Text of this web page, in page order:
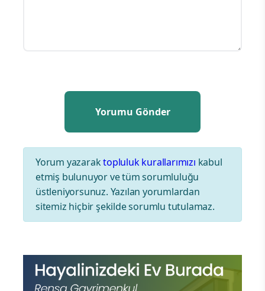
Yorum yazaraktopluluk kurallarımızı kabul
etmiş bulunuyor ve tüm sorumluluğu
üstleniyorsunuz. Yazılan yorumlardan
sitemiz hiçbir şekilde sorumlu tutulamaz.